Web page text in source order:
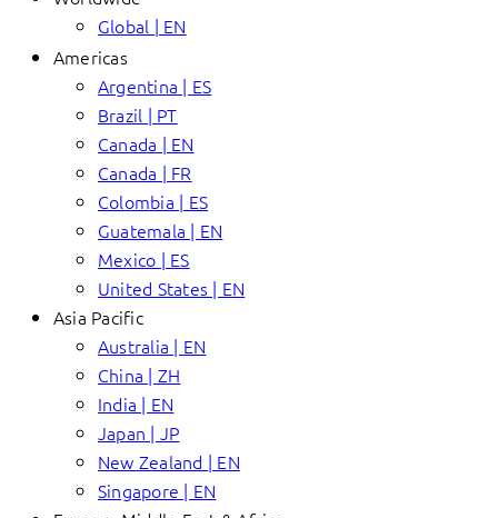
Global | EN
Americas
Argentina | ES
Brazil | PT
Canada | EN
Canada | FR
Colombia | ES
Guatemala | EN
Mexico | ES
United States | EN
Asia Pacific
Australia | EN
China | ZH
India | EN
Japan | JP
New Zealand | EN
Singapore | EN